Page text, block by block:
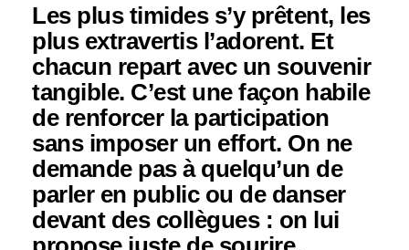
Les plus timides s’y prêtent, les
plus extravertis l’adorent. Et
chacun repart avec un souvenir
tangible. C’est une façon habile
de renforcer la participation
sans imposer un effort. On ne
demande pas à quelqu’un de
parler en public ou de danser
devant des collègues : on lui